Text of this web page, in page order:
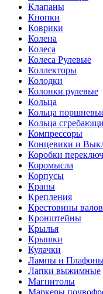
Клапаны
Кнопки
Коврики
Колена
Колеса
Колеса Рулевые
Коллекторы
Колодки
Колонки рулевые
Кольца
Кольца
Кольца
Компрессоры
Концевики и
Коробки
Коромысла
Корпусы
Краны
Крепления
Крестовины
Кронштейны
Крылья
Крышки
Кулачки
Лампы и
Лапки выжимные
Магнитолы
Маркеры